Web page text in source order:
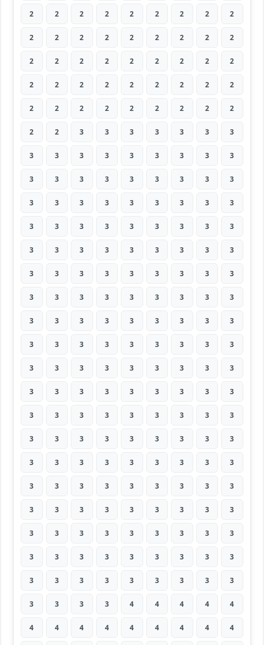
2 2 2 2 2 2 2 2 2
2 2 2 2 2 2 2 2 2
2 2 2 2 2 2 2 2 2
2 2 2 2 2 2 2 2 2
2 2 2 2 2 2 2 2 2
2 2 3 3 3 3 3 3 3
3 3 3 3 3 3 3 3 3
3 3 3 3 3 3 3 3 3
3 3 3 3 3 3 3 3 3
3 3 3 3 3 3 3 3 3
3 3 3 3 3 3 3 3 3
3 3 3 3 3 3 3 3 3
3 3 3 3 3 3 3 3 3
3 3 3 3 3 3 3 3 3
3 3 3 3 3 3 3 3 3
3 3 3 3 3 3 3 3 3
3 3 3 3 3 3 3 3 3
3 3 3 3 3 3 3 3 3
3 3 3 3 3 3 3 3 3
3 3 3 3 3 3 3 3 3
3 3 3 3 3 3 3 3 3
3 3 3 3 3 3 3 3 3
3 3 3 3 3 3 3 3 3
3 3 3 3 3 3 3 3 3
3 3 3 3 3 3 3 3 3
3 3 3 3 4 4 4 4 4
4 4 4 4 4 4 4 4 4